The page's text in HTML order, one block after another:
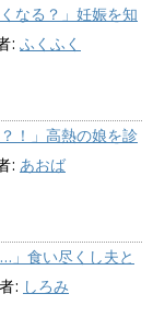
なる？」妊娠を知
: ふくふく
！」高熱の娘を診
: あおば
」食い尽くし夫と
: しろみ